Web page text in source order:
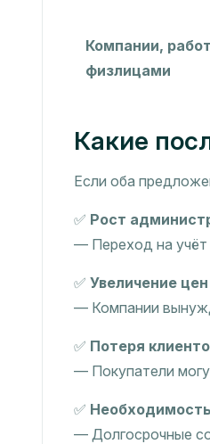
Компании,
физлицами
Какие
Если оба
✅ Рост
— Переход на учёт
✅ Увеличение
— Компании
✅ Потеря
— Покупатели
✅
— Долгосрочные